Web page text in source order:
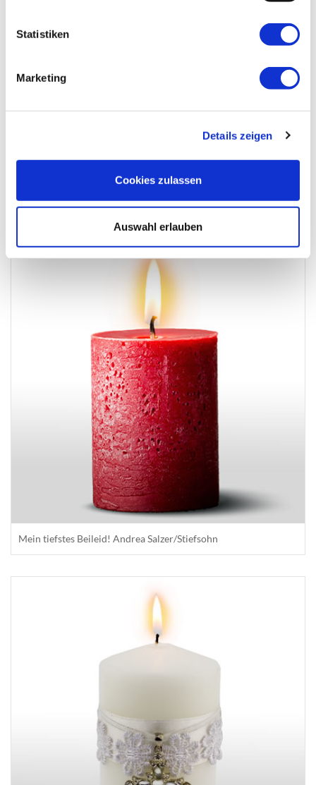
Statistiken
Marketing
Details zeigen
Cookies zulassen
Auswahl erlauben
Herzlichstes Beileid von Bernhard, Irene und Alexander
Mein tiefstes Beileid! Andrea Salzer/Stiefsohn